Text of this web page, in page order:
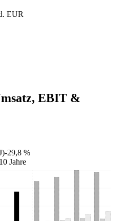
EUR
-29,8 %
Jahre
EBIT &